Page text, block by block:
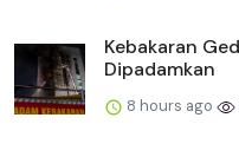
Kebakaran
Dipadamkan
8 hours ago